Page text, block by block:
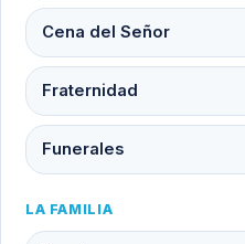
Cena del Señor
Fraternidad
Funerales
LA FAMILIA